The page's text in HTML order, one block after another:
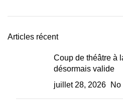
Articles récent
Coup de théâtre à
désormais valide
juillet 28, 2026
No